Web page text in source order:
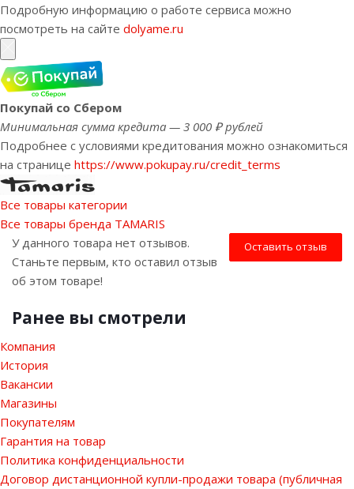
Подробную информацию о работе сервиса можно
посмотреть на сайте dolyame.ru
Покупай со Сбером
Минимальная сумма кредита — 3 000 ₽ рублей
Подробнее с условиями кредитования можно ознакомиться
на странице https://www.pokupay.ru/credit_terms
Все товары категории
Все товары бренда TAMARIS
Оставить отзыв
У данного товара нет отзывов.
Станьте первым, кто оставил отзыв
об этом товаре!
Ранее вы смотрели
Компания
История
Вакансии
Магазины
Покупателям
Гарантия на товар
Политика конфиденциальности
Договор дистанционной купли-продажи товара (публичная